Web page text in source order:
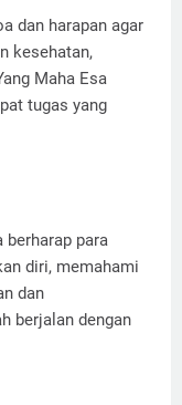
dan harapan agar
kesehatan,
Maha Esa
tugas yang
berharap para
diri, memahami
dan
berjalan dengan